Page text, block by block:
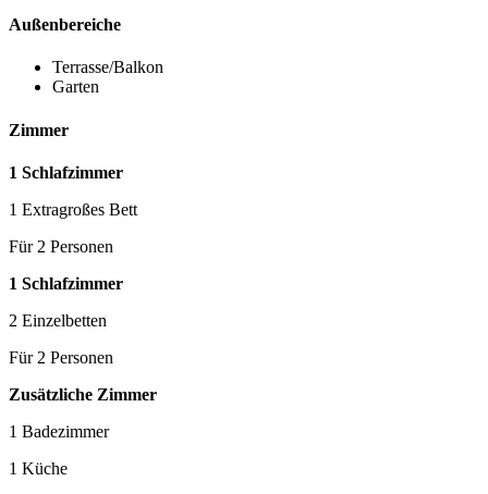
Außenbereiche
Terrasse/Balkon
Garten
Zimmer
1 Schlafzimmer
1 Extragroßes Bett
Für 2 Personen
1 Schlafzimmer
2 Einzelbetten
Für 2 Personen
Zusätzliche Zimmer
1 Badezimmer
1 Küche